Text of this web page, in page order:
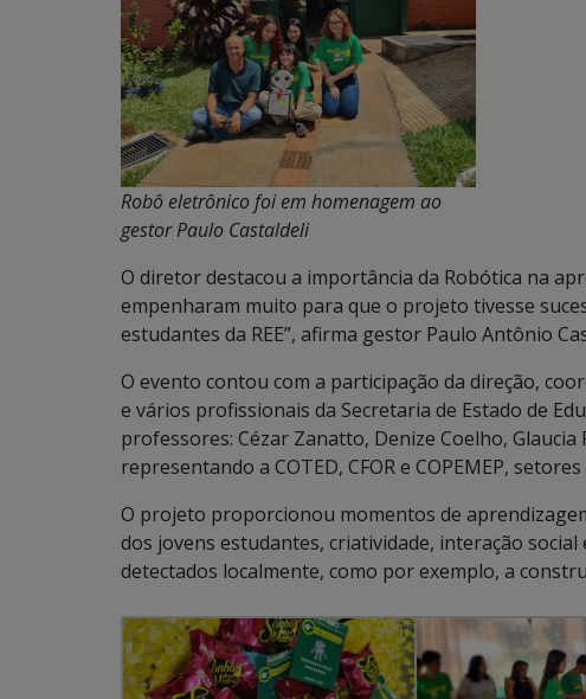
Robô eletrônico foi em homenagem ao
gestor Paulo Castaldeli
O diretor destacou a importância da Robótica na
empenharam muito para que o projeto tivesse
estudantes da REE”, afirma gestor Paulo Antônio
O evento contou com a participação da direção,
e vários profissionais da Secretaria de Estado de
professores: Cézar Zanatto, Denize Coelho,
representando a COTED, CFOR e COPEMEP,
O projeto proporcionou momentos de
dos jovens estudantes, criatividade, interação
detectados localmente, como por exemplo, a